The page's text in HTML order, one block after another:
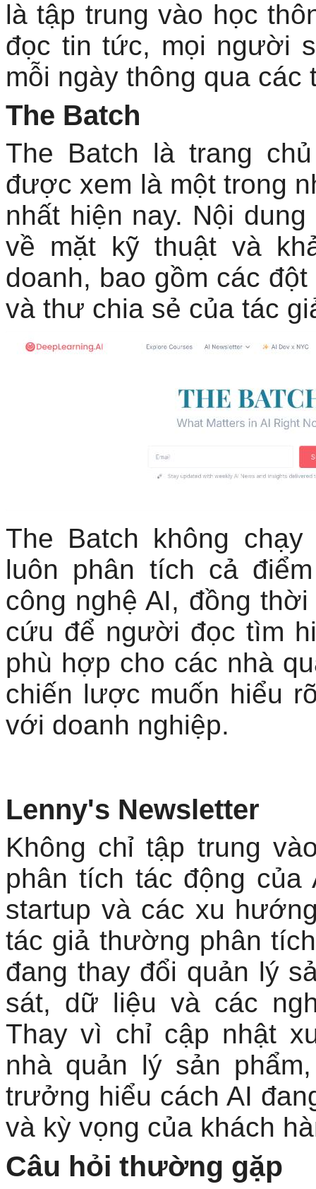
là tập trung vào học
đọc tin tức, mọi người
mỗi ngày thông qua các
The Batch
The Batch là trang
được xem là một trong
nhất hiện nay. Nội
về mặt kỹ thuật và
doanh, bao gồm các
và thư chia sẻ của tác
The Batch không
luôn phân tích cả
công nghệ AI, đồng
cứu để người đọc tìm
phù hợp cho các nhà
chiến lược muốn hiểu
với doanh nghiệp.
Lenny's Newsletter
Không chỉ tập trung
phân tích tác động
startup và các xu
tác giả thường phân
đang thay đổi quản lý
sát, dữ liệu và các
Thay vì chỉ cập nhật
nhà quản lý sản
trưởng hiểu cách AI
và kỳ vọng của khách
Câu hỏi thường gặp